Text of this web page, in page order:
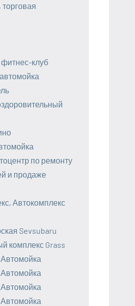
торговая
клуб
по ремонту
и продаже
Автокомплекс
Sevsubaru
комплекс Grass